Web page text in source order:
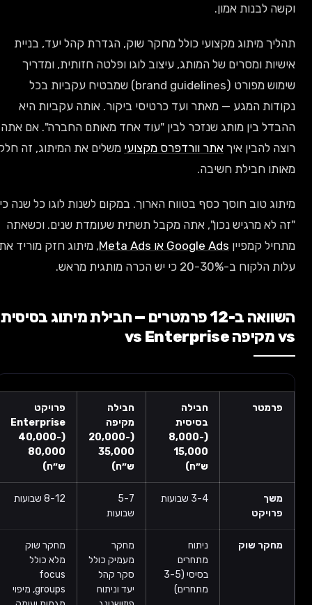
וקשה לבנות אמון.
תהליך מיתוג מקצועי כולל מחקר שוק, הגדרת קהל יעד, בניית
אישיות ומסרים של המותג, עיצוב לוגו ופלטה חזותית, ומדריך
שימוש מפורט (brand guidelines) שמבטיח עקביות בכל
נקודות המגע — מאתר ועד כרטיסי ביקור. אותה עקביות היא
ההבדל בין מותג שנזכר לבין "עוד אחד מאותם החברה". אם אתה
רוצה להבין איךאתר וורדפרס מקצועימשלים את המיתוג, זה חלק
מאותו חבילת חשיבה.
מיתוג טוב חוסך כסף בטווח הארוך. במקום לשנות לוגו כל שנה כי
"זה לא מרגיש נכון", אתה מקבל תשתית שעומדת שנים. וכשאתה
מתחיל קמפייןGoogle Ads או Meta Ads
, מיתוג חזק מוריד את
עלות הלקוח ב-20-30% כי יש הכרה מותגית מראש.
השוואה ב-12 פרמטרים — חבילת מיתוג בסיסית
vs מקיפה vs Enterprise
פרמטר
חבילה
בסיסית
(8,000-
15,000
ש״ח)
חבילה
מקיפה
(20,000-
35,000
ש״ח)
פרויקט
Enterprise
(40,000-
80,000
ש״ח)
משך
פרויקט
3-4 שבועות
5-7
שבועות
8-12 שבועות
מחקר שוק
ניתוח
מתחרים
בסיסי (3-5
מתחרים)
מחקר
מעמיק כולל
סקר קהל
יעד וניתוח
מחקר שוק
מלא כולל
focus
groups, מיפוי